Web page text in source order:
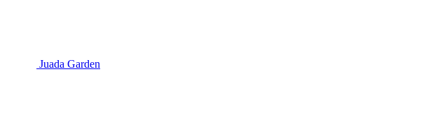
Juada Garden